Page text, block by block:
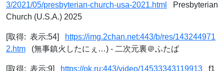
3/2021/05/presbyterian-church-usa-2021.html
Presbyterian
Church (U.S.A.) 2025
[取得: 表示:54]
https://img.2chan.net:443/b/res/143244971
2.htm (無事鎮火したにぇ…) - 二次元裏＠ふたば
[取得: 表示:9] https://ok.ru:443/video/14533343119913 f1